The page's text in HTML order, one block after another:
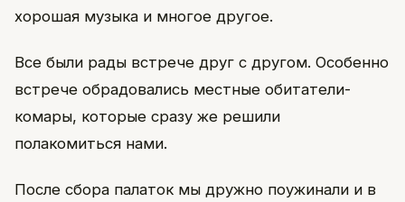
хорошая музыка и многое другое.
Все были рады встрече друг с другом. Особенно
встрече обрадовались местные обитатели-
комары, которые сразу же решили
полакомиться нами.
После сбора палаток мы дружно поужинали и в